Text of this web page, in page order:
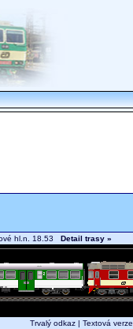
hl.n. 18.53 Detail trasy »
Trvalý odkaz | Textová verze